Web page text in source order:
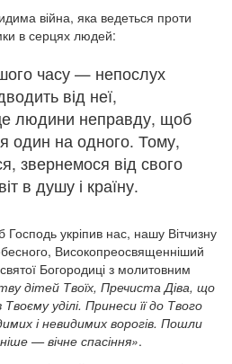
війна, яка ведеться проти
в серцях людей:
часу — непослух
від неї,
людини неправду, щоб
один на одного. Тому,
звернемося від свого
в душу і країну.
укріпив нас, нашу Вітчизну
Високопреосвященніший
Богородиці з молитовним
дітей Твоїх, Пречиста Діва, що
уділі. Принеси її до Твого
і невидимих ворогів. Пошли
— вічне спасіння».